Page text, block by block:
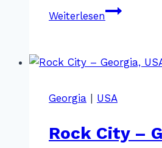
WeiterlesenFernweh
–
Bissen
Whistle
Stop
Georgia | USA
Rock City –